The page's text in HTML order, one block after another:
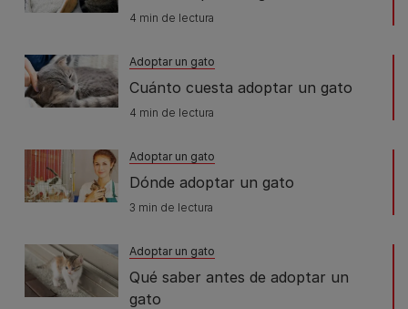
4 min de lectura
Adoptar un gato
Cuánto cuesta adoptar un gato
4 min de lectura
Adoptar un gato
Dónde adoptar un gato
3 min de lectura
Adoptar un gato
Qué saber antes de adoptar un
gato